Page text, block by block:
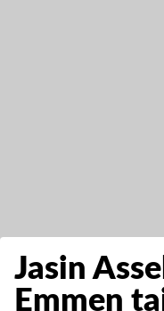
Jasin
Emmen